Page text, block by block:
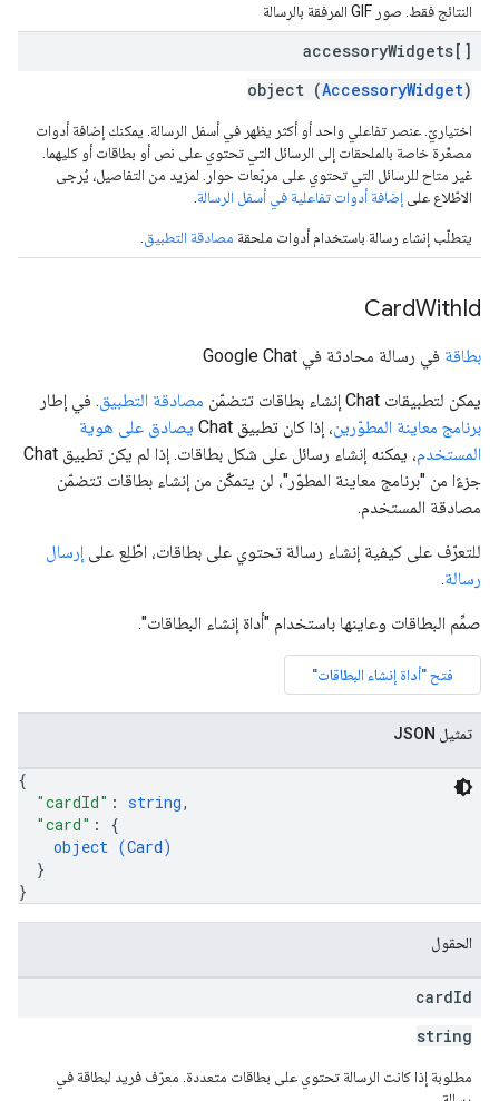
النتائج فقط. صور GIF المرفقة بالرسالة
accessoryWidgets[]
object (AccessoryWidget)
اختياريّ. عنصر تفاعلي واحد أو أكثر يظهر في أسفل الرسالة. يمكنك إضافة أدوات
مصغّرة خاصة بالملحقات إلى الرسائل التي تحتوي على نص أو بطاقات أو كليهما.
غير متاح للرسائل التي تحتوي على مربّعات حوار. لمزيد من التفاصيل، يُرجى
الاطّلاع على إضافة أدوات تفاعلية في أسفل الرسالة
يتطلّب إنشاء رسالة باستخدام أدوات ملحقة مصادقة التطبيق
CardWithId
بطاقة في رسالة محادثة في Google Chat
يمكن لتطبيقات Chat إنشاء بطاقات تتضمّن مصادقة التطبيق. في إطار
برنامج معاينة المطوّرين، إذا كان تطبيق Chat
يصادق على هوية
المستخدم
، يمكنه إنشاء رسائل على شكل بطاقات. إذا لم يكن تطبيق Chat
جزءًا من "برنامج معاينة المطوّر"، لن يتمكّن من إنشاء بطاقات تتضمّن
مصادقة المستخدم.
للتعرّف على كيفية إنشاء رسالة تحتوي على بطاقات، اطّلِع على إرسال
رسالة.
صمِّم البطاقات وعاينها باستخدام "أداة إنشاء البطاقات".
فتح "أداة إنشاء البطاقات"
تمثيل JSON
{
"cardId" : string,
"card" : {
object (Card)
}
}
الحقول
cardId
string
مطلوبة إذا كانت الرسالة تحتوي على بطاقات متعددة. معرّف فريد لبطاقة في